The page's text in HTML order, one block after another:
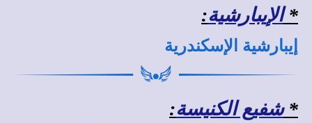
*الإيبارشية:
إيبارشية الإسكندرية
*شفيع الكنيسة: